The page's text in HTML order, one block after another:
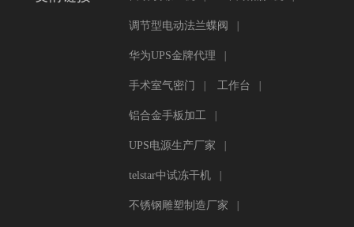
调节型电动法兰蝶阀
华为UPS金牌代理
手术室气密门 工作台
铝合金手板加工
UPS电源生产厂家
telstar中试冻干机
不锈钢雕塑制造厂家